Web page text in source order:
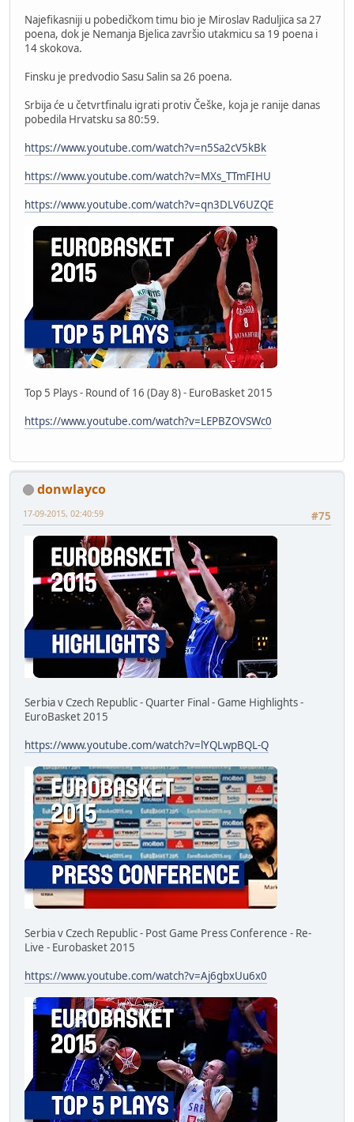
Najefikasniji u pobedičkom timu bio je Miroslav Raduljica sa 27
poena, dok je Nemanja Bjelica završio utakmicu sa 19 poena i
14 skokova.
Finsku je predvodio Sasu Salin sa 26 poena.
Srbija će u četvrtfinalu igrati protiv Češke, koja je ranije danas
pobedila Hrvatsku sa 80:59.
https://www.youtube.com/watch?v=n5Sa2cV5kBk
https://www.youtube.com/watch?v=MXs_TTmFIHU
https://www.youtube.com/watch?v=qn3DLV6UZQE
Top 5 Plays - Round of 16 (Day 8) - EuroBasket 2015
https://www.youtube.com/watch?v=LEPBZOVSWc0
donwlayco
#75
17-09-2015, 02:40:59
Serbia v Czech Republic - Quarter Final - Game Highlights -
EuroBasket 2015
https://www.youtube.com/watch?v=lYQLwpBQL-Q
Serbia v Czech Republic - Post Game Press Conference - Re-
Live - Eurobasket 2015
https://www.youtube.com/watch?v=Aj6gbxUu6x0